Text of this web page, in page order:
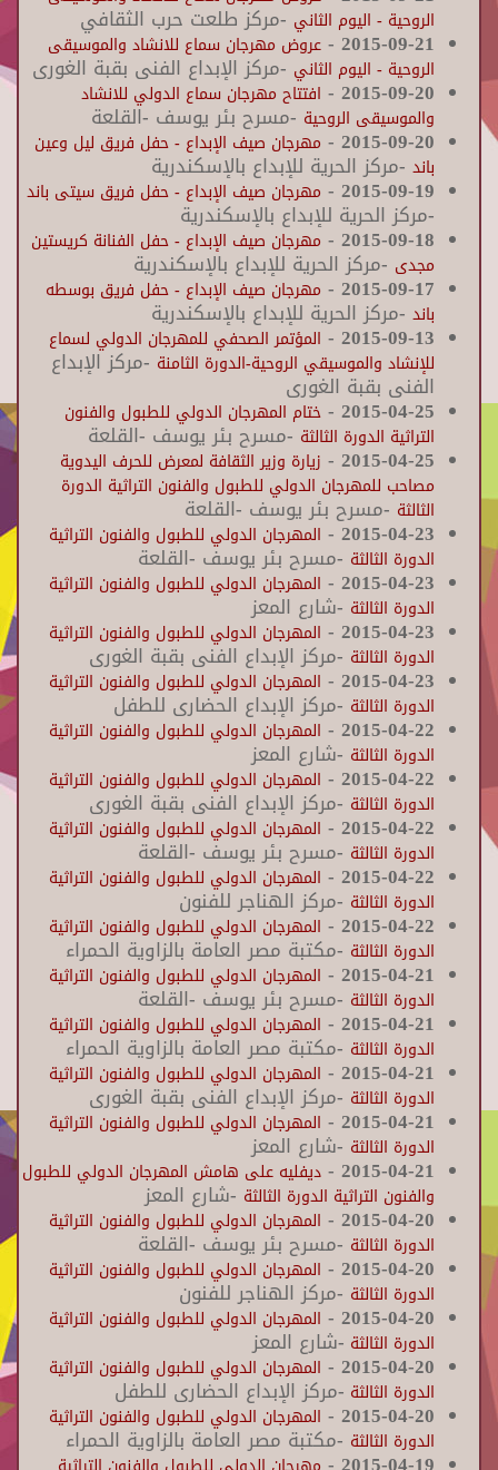
الروحية - اليوم الثاني -مركز طلعت حرب الثقافي
2015-09-21
- عروض مهرجان سماع للانشاد والموسيقى
الروحية - اليوم الثاني -مركز الإبداع الفنى بقبة الغورى
2015-09-20
- افتتاح مهرجان سماع الدولي للانشاد
والموسيقى الروحية -مسرح بئر يوسف -القلعة
2015-09-20
- مهرجان صيف الإبداع - حفل فريق ليل وعين
باند -مركز الحرية للإبداع بالإسكندرية
2015-09-19
- مهرجان صيف الإبداع - حفل فريق سيتى باند
-مركز الحرية للإبداع بالإسكندرية
2015-09-18
- مهرجان صيف الإبداع - حفل الفنانة كريستين
مجدى -مركز الحرية للإبداع بالإسكندرية
2015-09-17
- مهرجان صيف الإبداع - حفل فريق بوسطه
باند -مركز الحرية للإبداع بالإسكندرية
2015-09-13
- المؤتمر الصحفي للمهرجان الدولي لسماع
للإنشاد والموسيقي الروحية-الدورة الثامنة -مركز الإبداع
الفنى بقبة الغورى
2015-04-25
- ختام المهرجان الدولي للطبول والفنون
التراثية الدورة الثالثة -مسرح بئر يوسف -القلعة
2015-04-25
- زيارة وزير الثقافة لمعرض للحرف اليدوية
مصاحب للمهرجان الدولي للطبول والفنون التراثية الدورة
الثالثة -مسرح بئر يوسف -القلعة
2015-04-23
- المهرجان الدولي للطبول والفنون التراثية
الدورة الثالثة -مسرح بئر يوسف -القلعة
2015-04-23
- المهرجان الدولي للطبول والفنون التراثية
الدورة الثالثة -شارع المعز
2015-04-23
- المهرجان الدولي للطبول والفنون التراثية
الدورة الثالثة -مركز الإبداع الفنى بقبة الغورى
2015-04-23
- المهرجان الدولي للطبول والفنون التراثية
الدورة الثالثة -مركز الإبداع الحضارى للطفل
2015-04-22
- المهرجان الدولي للطبول والفنون التراثية
الدورة الثالثة -شارع المعز
2015-04-22
- المهرجان الدولي للطبول والفنون التراثية
الدورة الثالثة -مركز الإبداع الفنى بقبة الغورى
2015-04-22
- المهرجان الدولي للطبول والفنون التراثية
الدورة الثالثة -مسرح بئر يوسف -القلعة
2015-04-22
- المهرجان الدولي للطبول والفنون التراثية
الدورة الثالثة -مركز الهناجر للفنون
2015-04-22
- المهرجان الدولي للطبول والفنون التراثية
الدورة الثالثة -مكتبة مصر العامة بالزاوية الحمراء
2015-04-21
- المهرجان الدولي للطبول والفنون التراثية
الدورة الثالثة -مسرح بئر يوسف -القلعة
2015-04-21
- المهرجان الدولي للطبول والفنون التراثية
الدورة الثالثة -مكتبة مصر العامة بالزاوية الحمراء
2015-04-21
- المهرجان الدولي للطبول والفنون التراثية
الدورة الثالثة -مركز الإبداع الفنى بقبة الغورى
2015-04-21
- المهرجان الدولي للطبول والفنون التراثية
الدورة الثالثة -شارع المعز
2015-04-21
- ديفليه على هامش المهرجان الدولي للطبول
والفنون التراثية الدورة الثالثة -شارع المعز
2015-04-20
- المهرجان الدولي للطبول والفنون التراثية
الدورة الثالثة -مسرح بئر يوسف -القلعة
2015-04-20
- المهرجان الدولي للطبول والفنون التراثية
الدورة الثالثة -مركز الهناجر للفنون
2015-04-20
- المهرجان الدولي للطبول والفنون التراثية
الدورة الثالثة -شارع المعز
2015-04-20
- المهرجان الدولي للطبول والفنون التراثية
الدورة الثالثة -مركز الإبداع الحضارى للطفل
2015-04-20
- المهرجان الدولي للطبول والفنون التراثية
الدورة الثالثة -مكتبة مصر العامة بالزاوية الحمراء